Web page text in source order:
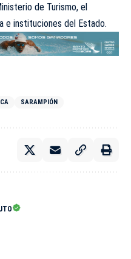
de Turismo, el
e instituciones del Estado.
SARAMPIÓN